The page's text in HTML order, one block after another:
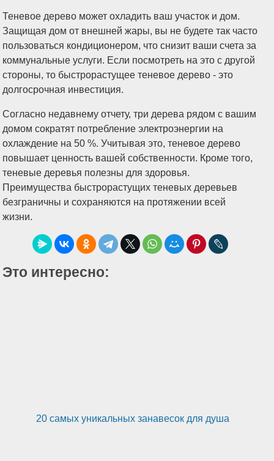
Теневое дерево может охладить ваш участок и дом.
Защищая дом от внешней жары, вы не будете так часто
пользоваться кондиционером, что снизит ваши счета за
коммунальные услуги. Если посмотреть на это с другой
стороны, то быстрорастущее теневое дерево - это
долгосрочная инвестиция.
Согласно недавнему отчету, три дерева рядом с вашим
домом сократят потребление электроэнергии на
охлаждение на 50 %. Учитывая это, теневое дерево
повышает ценность вашей собственности. Кроме того,
теневые деревья полезны для здоровья.
Преимущества быстрорастущих теневых деревьев
безграничны и сохраняются на протяжении всей
жизни.
Это интересно:
20 самых уникальных занавесок для душа